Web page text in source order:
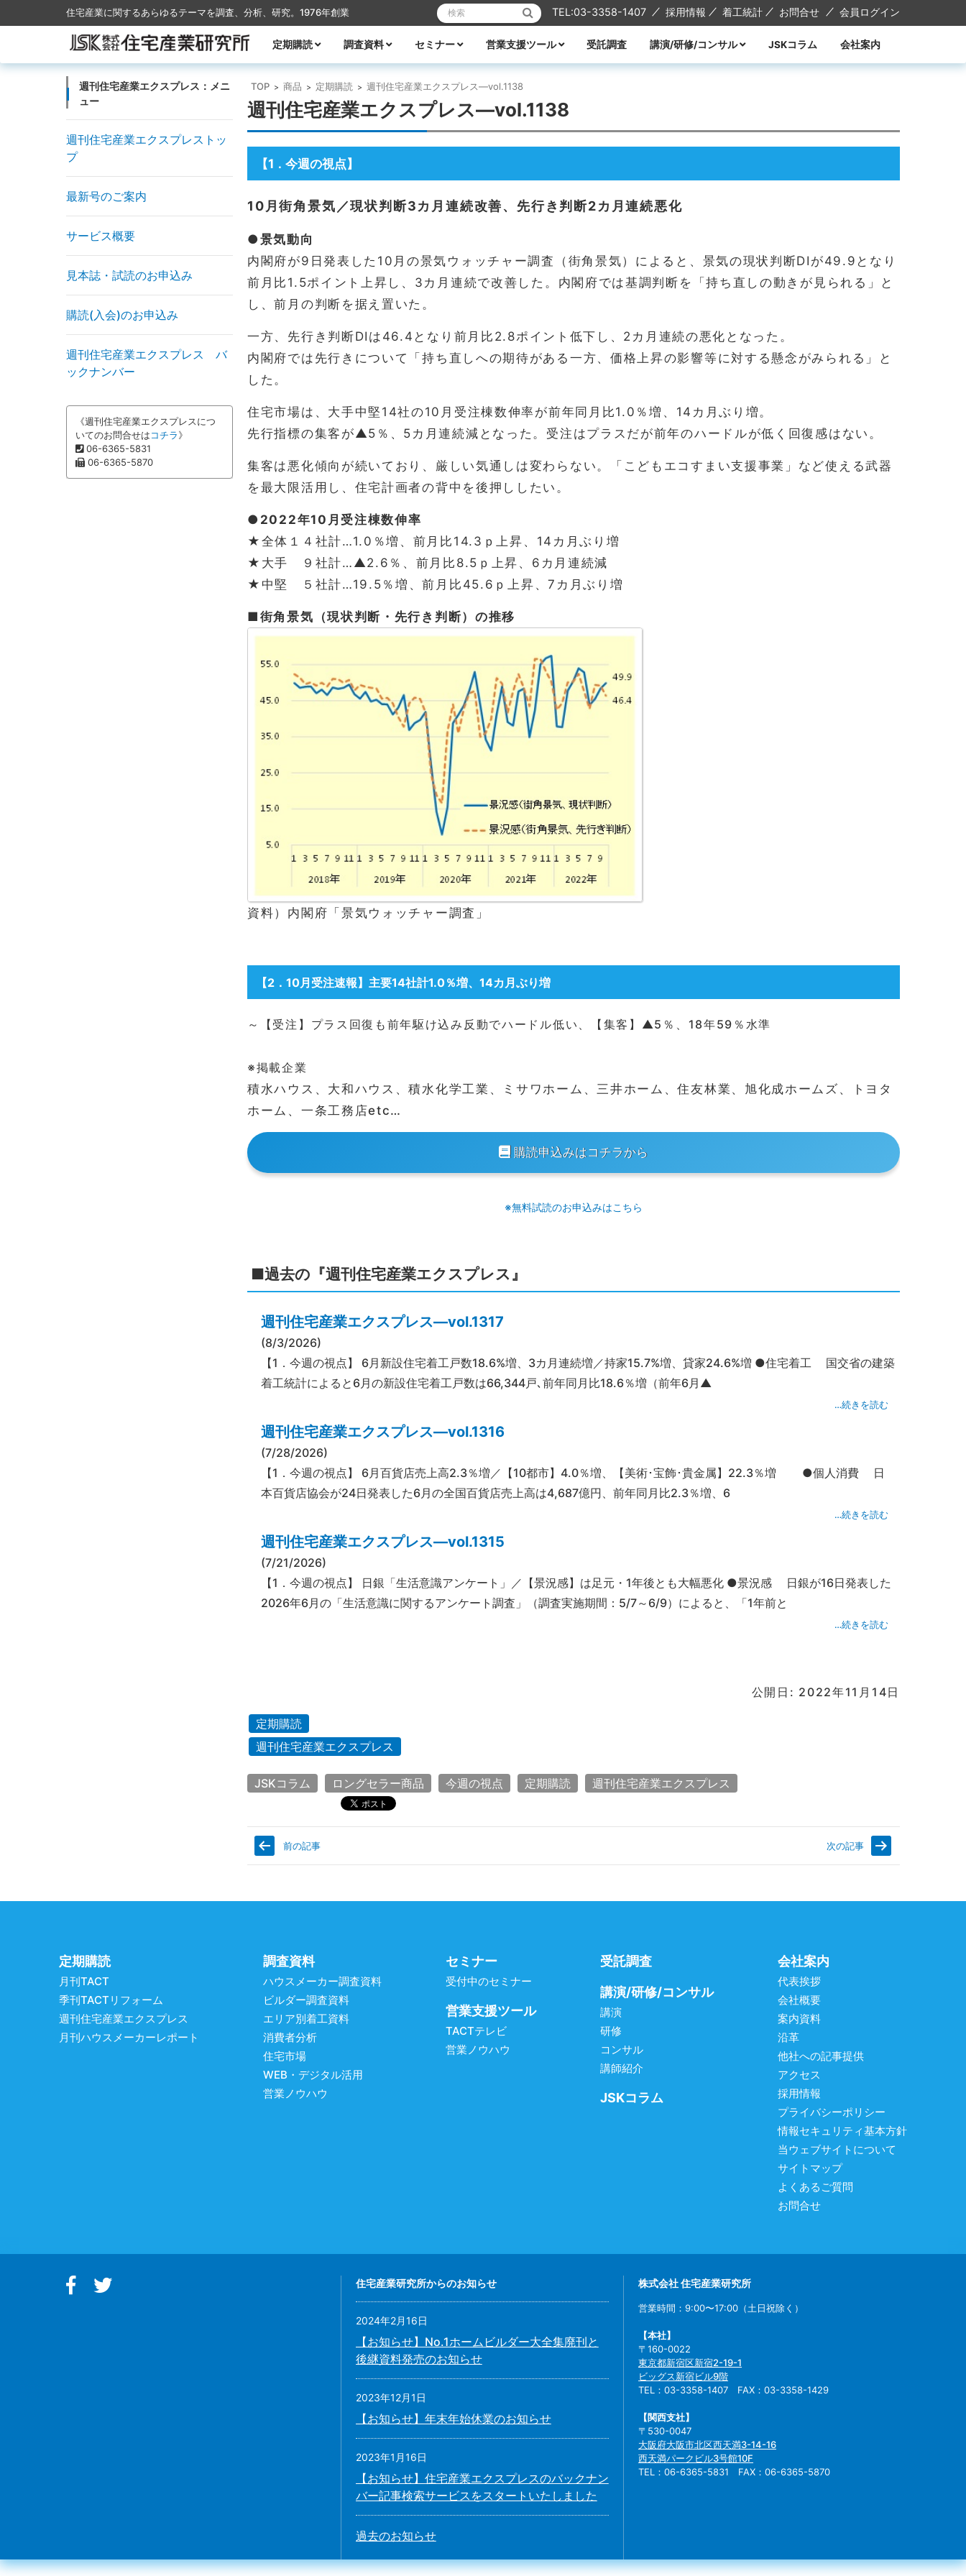
住宅産業に関するあらゆるテーマを調査、分析、研究。1976年創業 検索: TEL:03-3358-1407 採用情報 着工統計 お問合せ 会員ログイン
コンテンツに移動
定期購読
調査資料 セミナー 営業支援ツール 受託調査 講演/研修/コンサル JSKコラム 会社案内
TOP > 商品 > 定期購読 > 週刊住宅産業エクスプレス―vol.1138
週刊住宅産業エクスプレス―vol.1138
【1 ． 今週の視点】
10月街角景気／現状判断3カ月連続改善、先行き判断2カ月連続悪化
●景気動向
内閣府が9日発表した10月の景気ウォッチャー調査（街角景気）によると、景気の現状判断DIが49.9となり
前月比1.5ポイント上昇し、3カ月連続で改善した。内閣府では基調判断を「持ち直しの動きが見られる」と
し、前月の判断を据え置いた。
一方、先行き判断DIは46.4となり前月比2.8ポイント低下し、2カ月連続の悪化となった。
内閣府では先行きについて「持ち直しへの期待がある一方、価格上昇の影響等に対する懸念がみられる」と
した。
住宅市場は、大手中堅14社の10月受注棟数伸率が前年同月比1.0％増、14カ月ぶり増。
先行指標の集客が▲5％、5カ月連続減となった。受注はプラスだが前年のハードルが低く回復感はない。
集客は悪化傾向が続いており、厳しい気通しは変わらない。「こどもエコすまい支援事業」など使える武器
を最大限活用し、住宅計画者の背中を後押ししたい。
●2022年10月受注棟数伸率
★全体１４社計…1.0％増、前月比14.3ｐ上昇、14カ月ぶり増
★大手 ９社計…▲2.6％、前月比8.5ｐ上昇、6カ月連続減
★中堅 ５社計…19.5％増、前月比45.6ｐ上昇、7カ月ぶり増
■街角景気（現状判断・先行き判断）の推移
資料）内閣府「景気ウォッチャー調査」
【2 ．10月受注速報】主要14社計1.0％増、14カ月ぶり増
～【受注】プラス回復も前年駆け込み反動でハードル低い、【集客】▲5％、18年59％水準
※掲載企業
積水ハウス、大和ハウス、積水化学工業、ミサワホーム、三井ホーム、住友林業、旭化成ホームズ、トヨタ
ホーム、一条工務店etc…
購読申込みはコチラから
※無料試読のお申込みはこちら
■過去の『週刊住宅産業エクスプレス』
週刊住宅産業エクスプレス―vol.1317
(8/3/2026)
【1．今週の視点】 6月新設住宅着工戸数18.6%増、3カ月連続増／持家15.7%増、貸家24.6%増 ●住宅着工 国交省の建築
着工統計によると6月の新設住宅着工戸数は66,344戸､前年同月比18.6％増（前年6月▲
…続きを読む
週刊住宅産業エクスプレス―vol.1316
(7/28/2026)
【1．今週の視点】 6月百貨店売上高2.3％増／【10都市】4.0％増、【美術･宝飾･貴金属】22.3％増 ●個人消費 日
本百貨店協会が24日発表した6月の全国百貨店売上高は4,687億円、前年同月比2.3％増、6
…続きを読む
週刊住宅産業エクスプレス―vol.1315
(7/21/2026)
【1．今週の視点】 日銀「生活意識アンケート」／【景況感】は足元・1年後とも大幅悪化 ●景況感 日銀が16日発表した
2026年6月の「生活意識に関するアンケート調査」（調査実施期間：5/7～6/9）によると、「1年前と
…続きを読む
公開日: 2022年11月14日
定期購読
週刊住宅産業エクスプレス
JSKコラム ロングセラー商品 今週の視点 定期購読 週刊住宅産業エクスプレス
前の記事 次の記事
週刊住宅産業エクスプレス：メニ
ュー
週刊住宅産業エクスプレストッ
プ
最新号のご案内
サービス概要
見本誌・試読のお申込み
購読(入会)のお申込み
週刊住宅産業エクスプレス バ
ックナンバー
《週刊住宅産業エクスプレスにつ
いてのお問合せはコチラ》
06-6365-5831
06-6365-5870
定期購読
月刊TACT
季刊TACTリフォーム
週刊住宅産業エクスプレス
月刊ハウスメーカーレポート
調査資料
ハウスメーカー調査資料
ビルダー調査資料
エリア別着工資料
消費者分析
住宅市場
WEB・デジタル活用
営業ノウハウ
セミナー
受付中のセミナー
営業支援ツール
TACTテレビ
営業ノウハウ
受託調査
講演/研修/コンサル
講演
研修
コンサル
講師紹介
JSKコラム
会社案内
代表挨拶
会社概要
案内資料
沿革
他社への記事提供
アクセス
採用情報
プライバシーポリシー
情報セキュリティ基本方針
当ウェブサイトについて
サイトマップ
よくあるご質問
お問合せ
住宅産業研究所からのお知らせ
2024年2月16日
【お知らせ】No.1ホームビルダー大全集廃刊と
後継資料発売のお知らせ
2023年12月1日
【お知らせ】年末年始休業のお知らせ
2023年1月16日
【お知らせ】住宅産業エクスプレスのバックナン
バー記事検索サービスをスタートいたしました
過去のお知らせ
株式会社 住宅産業研究所
営業時間：9:00〜17:00（土日祝除く）
【本社】
〒160-0022
東京都新宿区新宿2-19-1
ビッグス新宿ビル9階
TEL：03-3358-1407 FAX：03-3358-1429
【関西支社】
〒530-0047
大阪府大阪市北区西天満3-14-16
西天満パークビル3号館10F
TEL：06-6365-5831 FAX：06-6365-5870